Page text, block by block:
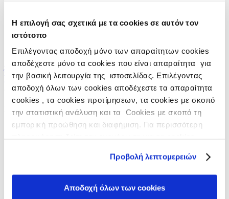
Η επιλογή σας σχετικά με τα cookies σε αυτόν τον
ιστότοπο
Επιλέγοντας αποδοχή μόνο των απαραίτητων cookies
αποδέχεστε μόνο τα cookies που είναι απαραίτητα για
την βασική λειτουργία της ιστοσελίδας. Επιλέγοντας
αποδοχή όλων των cookies αποδέχεστε τα απαραίτητα
cookies , τα cookies προτίμησεων, τα cookies με σκοπό
την στατιστική ανάλυση και τα Cookies με σκοπό τη
εμπορική προώθηση και διαφήμιση. Για περισσότερη
Προβολή λεπτομερειών
Αποδοχή όλων των cookies
RU
CH
Επικοινωνία| Χάρτης| Οικονομικά Στοιχεία
Όροι χρήσης
Πολιτική Προστασίας Προσωπικών Δεδομένων
(Απορρήτου)| Πολιτική cookies
© 2014-2026 BIANEΞ Α.Ε.
Designed © Developed by Clickhouse
Ιστορία
Εταιρικός Κώδικας Δεοντολογίας